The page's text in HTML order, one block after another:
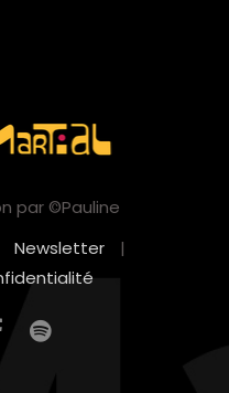
par ©Pauline
Newsletter
|